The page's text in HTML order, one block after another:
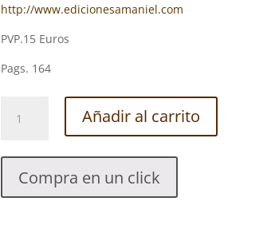
http://www.edicionesamaniel.com
PVP.15 Euros
Pags. 164
SOMBRAS
MI
CAJÓN.
ADEI
Añadir al carrito
Compra en un click